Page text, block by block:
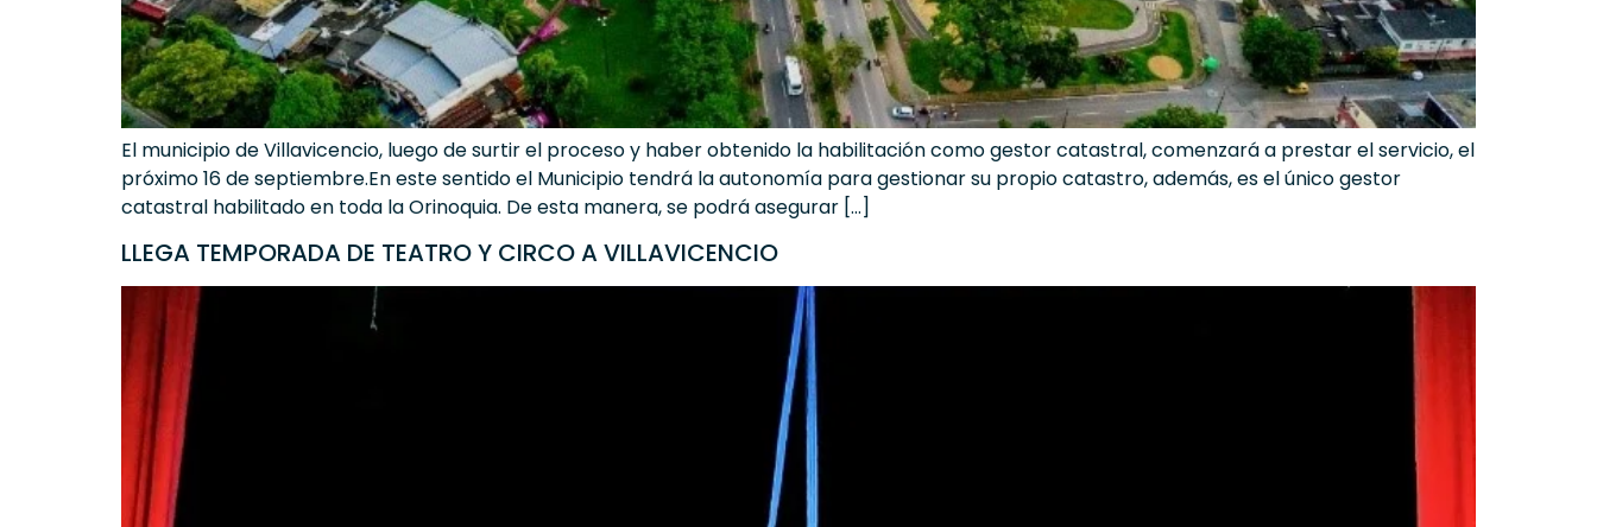
El municipio de Villavicencio, luego de surtir el proceso y haber obtenido la habilitación como gestor catastral, comenzará a prestar el servicio, el
próximo 16 de septiembre.En este sentido el Municipio tendrá la autonomía para gestionar su propio catastro, además, es el único gestor
catastral habilitado en toda la Orinoquia. De esta manera, se podrá asegurar […]
LLEGA TEMPORADA DE TEATRO Y CIRCO A VILLAVICENCIO